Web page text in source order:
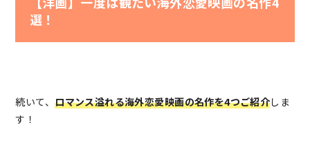
選！
続いて、ロマンス溢れる海外恋愛映画の名作を4つご紹介しま
す！